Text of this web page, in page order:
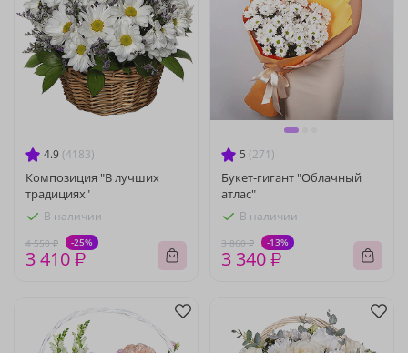
4.9 (4183)
Композиция "В лучших
традициях"
В наличии
4 550 ₽ -25%
3 410 ₽
5 (271)
Букет-гигант "Облачный
атлас"
В наличии
3 860 ₽ -13%
3 340 ₽